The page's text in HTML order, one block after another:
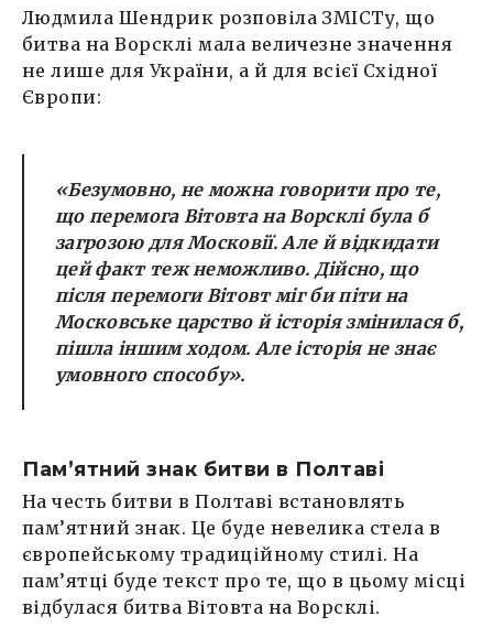
Людмила Шендрик розповіла ЗМІСТу, що
битва на Ворсклі мала величезне значення
не лише для України, а й для всієї Східної
Європи:
«Безумовно, не можна говорити про те,
що перемога Вітовта на Ворсклі була б
загрозою для Московії. Але й відкидати
цей факт теж неможливо. Дійсно, що
після перемоги Вітовт міг би піти на
Московське царство й історія змінилася б,
пішла іншим ходом. Але історія не знає
умовного способу».
Пам’ятний знак битви в Полтаві
На честь битви в Полтаві встановлять
пам’ятний знак. Це буде невелика стела в
європейському традиційному стилі. На
пам’ятці буде текст про те, що в цьому місці
відбулася битва Вітовта на Ворсклі.